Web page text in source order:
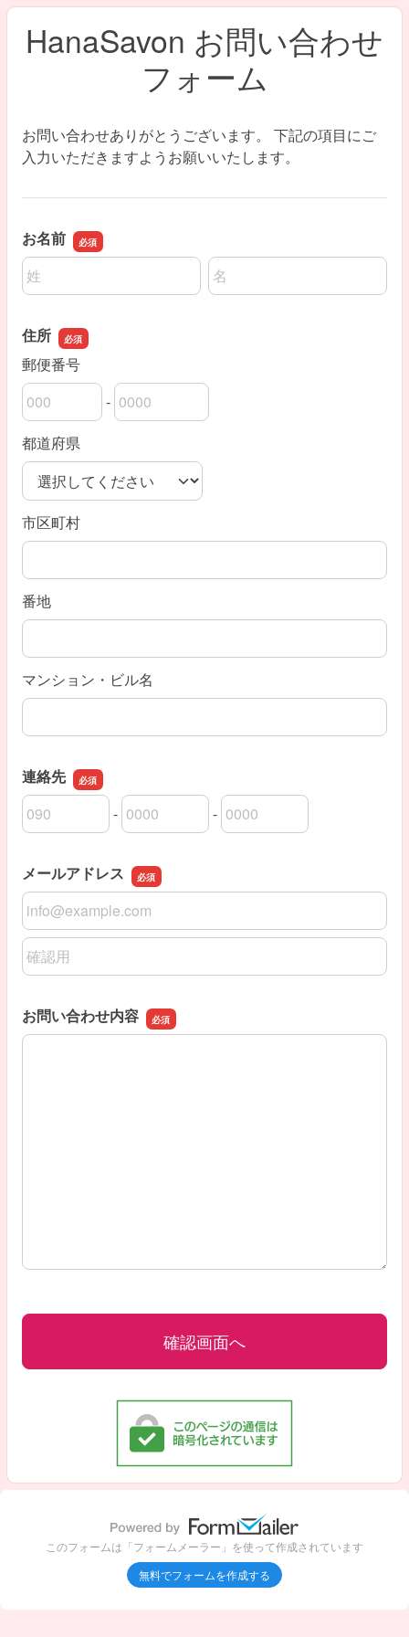
HanaSavon お問い合わせ
フォーム
お問い合わせありがとうございます。 下記の項目にご
入力いただきますようお願いいたします。
お名前
名前の姓
名前の名
住所
郵便番号
郵便番号の上3桁
-
郵便番号の下4桁
都道府県
市区町村
番地
マンション・ビル名
連絡先
連絡先の市外局番
-
連絡先の市内局番 -
連絡先の加入者番号
メールアドレス
メールアドレス
メールアドレスの確認用
お問い合わせ内容
お問い合わせ内容
このフォームは「フォームメーラー」を使って作成されています
無料でフォームを作成する